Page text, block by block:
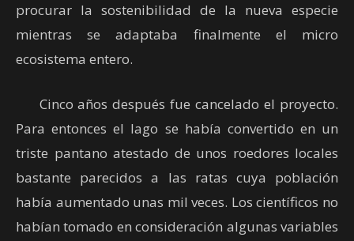
procurar la sostenibilidad de la nueva especie
mientras se adaptaba finalmente el micro
ecosistema entero.
Cinco años después fue cancelado el proyecto.
Para entonces el lago se había convertido en un
triste pantano atestado de unos roedores locales
bastante parecidos a las ratas cuya población
había aumentado unas mil veces. Los científicos no
habían tomado en consideración algunas variables